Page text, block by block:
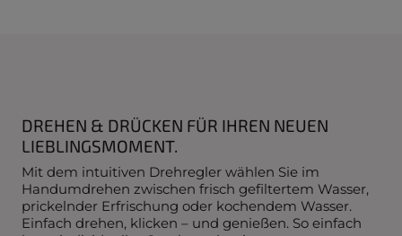
DREHEN & DRÜCKEN FÜR IHREN NEUEN
LIEBLINGSMOMENT.
Mit dem intuitiven Drehregler wählen Sie im
Handumdrehen zwischen frisch gefiltertem Wasser,
prickelnder Erfrischung oder kochendem Wasser.
Einfach drehen, klicken – und genießen. So einfach